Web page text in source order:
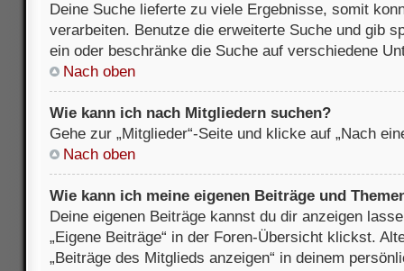
Deine Suche lieferte zu viele Ergebnisse, somit
verarbeiten. Benutze die erweiterte Suche und gib
ein oder beschränke die Suche auf verschiedene
Nach oben
Wie kann ich nach Mitgliedern suchen?
Gehe zur „Mitglieder“-Seite und klicke auf „Nach
Nach oben
Wie kann ich meine eigenen Beiträge und
Deine eigenen Beiträge kannst du dir anzeigen
„Eigene Beiträge“ in der Foren-Übersicht klickst.
„Beiträge des Mitglieds anzeigen“ in deinem